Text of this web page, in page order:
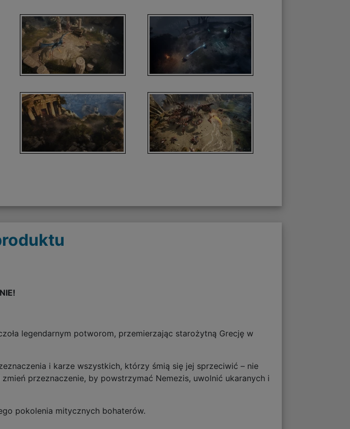
legendarnym potworom, przemierzając starożytną Grecję w
i karze wszystkich, którzy śmią się jej sprzeciwić – nie
przeznaczenie, by powstrzymać Nemezis, uwolnić ukaranych i
pokolenia mitycznych bohaterów.